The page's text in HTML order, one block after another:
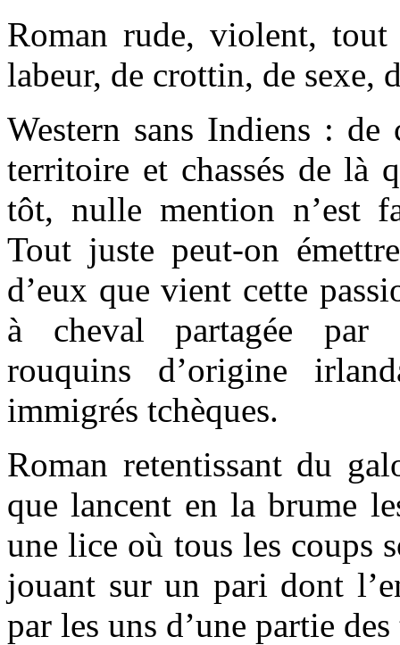
Roman rude, violent,
labeur, de crottin, de sexe,
Western sans Indiens :
territoire et chassés de là
tôt, nulle mention n’est
Tout juste peut-on
d’eux que vient cette
à cheval partagée par
rouquins d’origine
immigrés tchèques.
Roman retentissant du
que lancent en la brume
une lice où tous les coups
jouant sur un pari dont
par les uns d’une partie